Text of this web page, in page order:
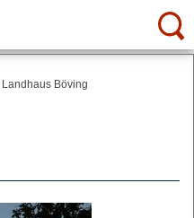
Landhaus Böving